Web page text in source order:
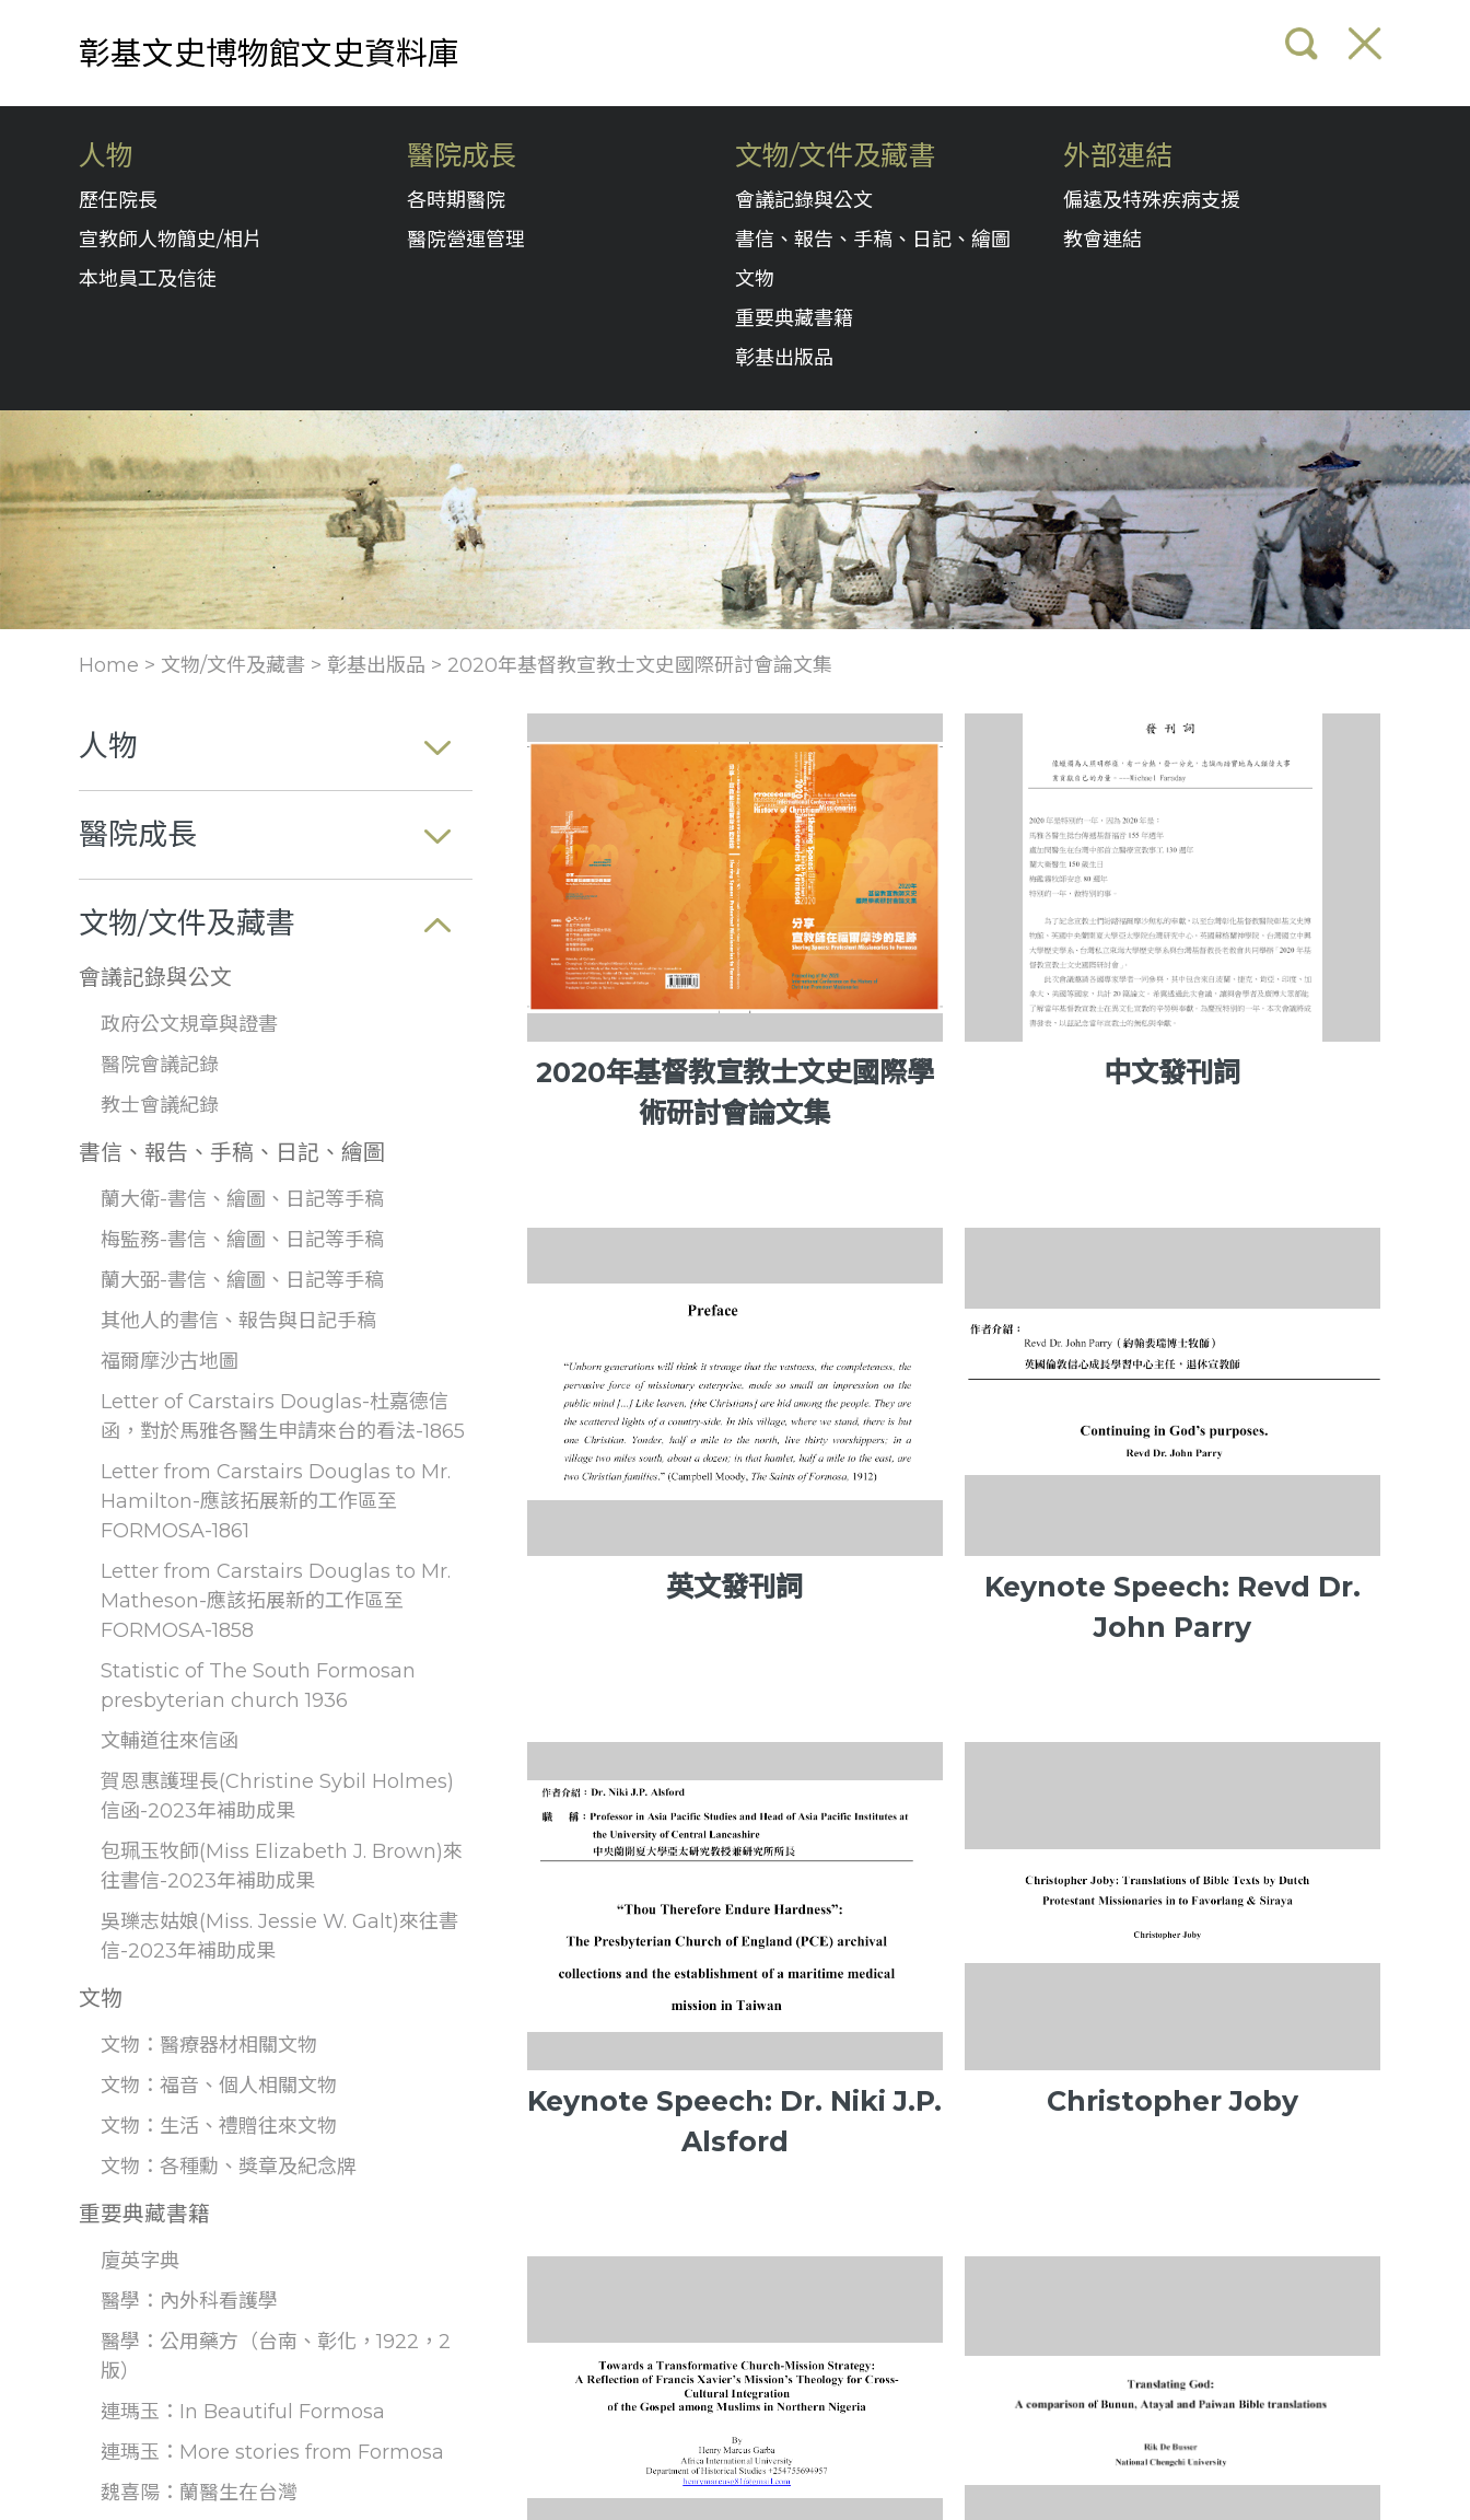
彰基文史博物館文史資料庫
人物
歷任院長
宣教師人物簡史/相片
本地員工及信徒
醫院成長
各時期醫院
醫院營運管理
文物/文件及藏書
會議記錄與公文
書信、報告、手稿、日記、繪圖
文物
重要典藏書籍
彰基出版品
外部連結
偏遠及特殊疾病支援
教會連結
Home > 文物/文件及藏書 > 彰基出版品 > 2020年基督教宣教士文史國際研討會論文集
人物
醫院成長
文物/文件及藏書
會議記錄與公文
政府公文規章與證書
醫院會議記錄
教士會議紀錄
書信、報告、手稿、日記、繪圖
蘭大衛-書信、繪圖、日記等手稿
梅監務-書信、繪圖、日記等手稿
蘭大弼-書信、繪圖、日記等手稿
其他人的書信、報告與日記手稿
福爾摩沙古地圖
Letter of Carstairs Douglas-杜嘉德信
函，對於馬雅各醫生申請來台的看法-1865
Letter from Carstairs Douglas to Mr.
Hamilton-應該拓展新的工作區至
FORMOSA-1861
Letter from Carstairs Douglas to Mr.
Matheson-應該拓展新的工作區至
FORMOSA-1858
Statistic of The South Formosan
presbyterian church 1936
文輔道往來信函
賀恩惠護理長(Christine Sybil Holmes)
信函-2023年補助成果
包珮玉牧師(Miss Elizabeth J. Brown)來
往書信-2023年補助成果
吳瓅志姑娘(Miss. Jessie W. Galt)來往書
信-2023年補助成果
文物
文物：醫療器材相關文物
文物：福音、個人相關文物
文物：生活、禮贈往來文物
文物：各種勳、獎章及紀念牌
重要典藏書籍
廈英字典
醫學：內外科看護學
醫學：公用藥方（台南、彰化，1922，2
版）
連瑪玉：In Beautiful Formosa
連瑪玉：More stories from Formosa
魏喜陽：蘭醫生在台灣
2020年基督教宣教士文史國際學
術研討會論文集
中文發刊詞
英文發刊詞
Keynote Speech: Revd Dr.
John Parry
Keynote Speech: Dr. Niki J.P.
Alsford
Christopher Joby